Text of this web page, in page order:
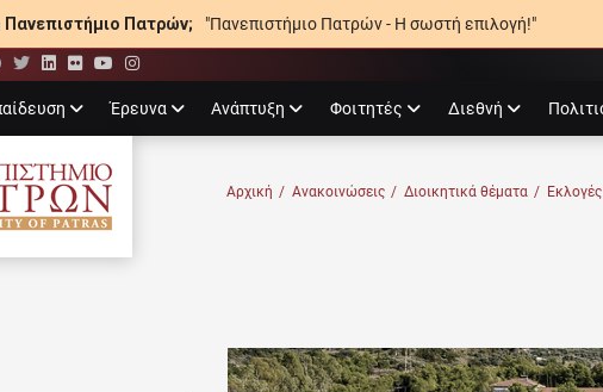
Πανεπιστήμιο Πατρών; "Πανεπιστήμιο Πατρών - Η σωστή επιλογή!"
Twitter
LinkedIn
Flickr
YouTube
Instagram
Έρευνα Ανάπτυξη Φοιτητές Διεθνή
ΠΑΤΡΏΝ
Αρχική / Ανακοινώσεις / Διοικητικά θέματα / Εκλογές